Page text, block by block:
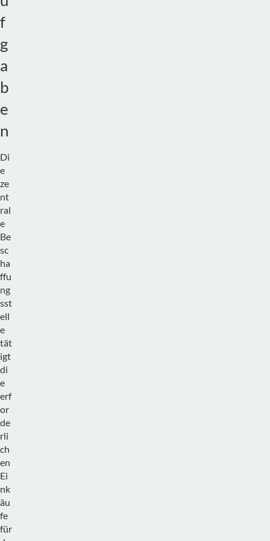
f
g
a
b
e
n
Di
e
ze
nt
ral
e
Be
sc
ha
ffu
ng
sst
ell
e
tät
igt
di
e
erf
or
de
rli
ch
en
Ei
nk
äu
fe
für